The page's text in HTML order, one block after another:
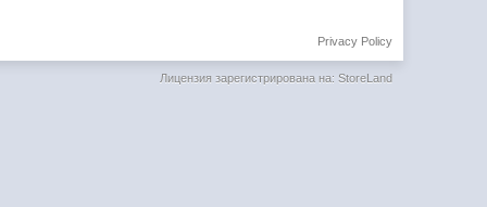
Privacy Policy
Лицензия зарегистрирована на: StoreLand